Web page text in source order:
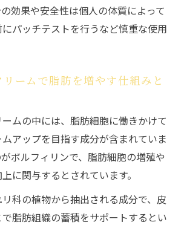
効果や安全性は個人の体質によって
パッチテストを行うなど慎重な使用
リームで脂肪を増やす仕組みと
ムの中には、脂肪細胞に働きかけて
アップを目指す成分が含まれていま
ボルフィリンで、脂肪細胞の増殖や
に関与するとされています。
科の植物から抽出される成分で、皮
脂肪組織の蓄積をサポートするとい